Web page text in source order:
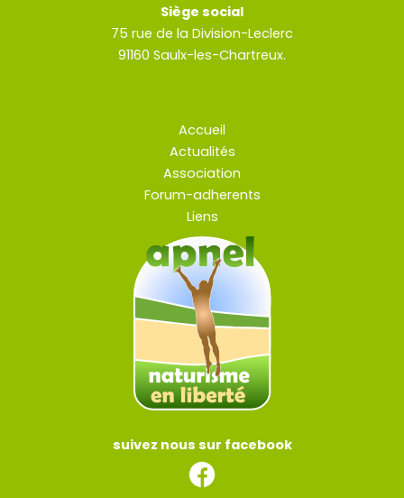
Siège social
75 rue de la Division-Leclerc
91160 Saulx-les-Chartreux.
Accueil
Actualités
Association
Forum-adherents
Liens
suivez nous sur facebook